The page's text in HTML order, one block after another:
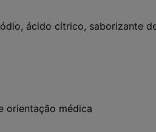
ácido cítrico, saborizante
orientação médica